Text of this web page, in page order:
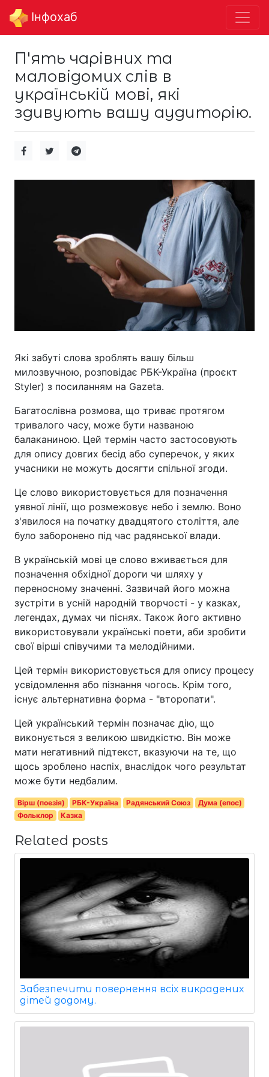
Інфохаб
П'ять чарівних та
маловідомих слів в
українській мові, які
здивують вашу аудиторію.
Які забуті слова зроблять вашу більш
милозвучною, розповідає РБК-Україна (проєкт
Styler) з посиланням на Gazeta.
Багатослівна розмова, що триває протягом
тривалого часу, може бути названою
балаканиною. Цей термін часто застосовують
для опису довгих бесід або суперечок, у яких
учасники не можуть досягти спільної згоди.
Це слово використовується для позначення
уявної лінії, що розмежовує небо і землю. Воно
з'явилося на початку двадцятого століття, але
було заборонено під час радянської влади.
В українській мові це слово вживається для
позначення обхідної дороги чи шляху у
переносному значенні. Зазвичай його можна
зустріти в усній народній творчості - у казках,
легендах, думах чи піснях. Також його активно
використовували українські поети, аби зробити
свої вірші співучими та мелодійними.
Цей термін використовується для опису процесу
усвідомлення або пізнання чогось. Крім того,
існує альтернативна форма - "второпати".
Цей український термін позначає дію, що
виконується з великою швидкістю. Він може
мати негативний підтекст, вказуючи на те, що
щось зроблено наспіх, внаслідок чого результат
може бути недбалим.
Вірш (поезія) РБК-Україна Радянський Союз
Дума (епос)
Фольклор
Казка
Related posts
Забезпечити повернення всіх викрадених
дітей додому.